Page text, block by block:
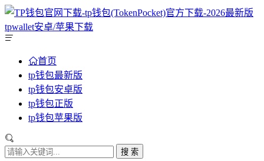
首页
tp钱包最新版
tp钱包安卓版
tp钱包正版
tp钱包苹果版
搜 索